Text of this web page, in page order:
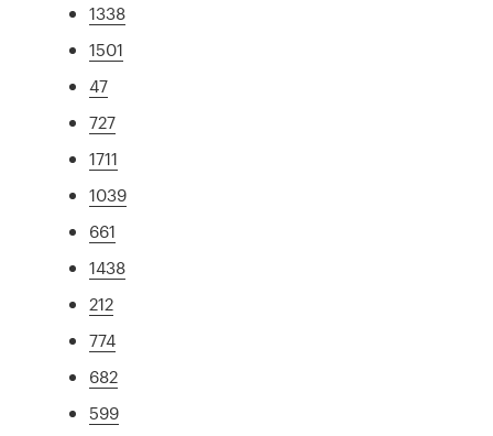
1338
1501
47
727
1711
1039
661
1438
212
774
682
599